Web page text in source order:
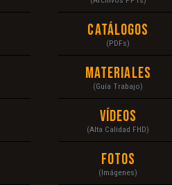
Catálogos
(PDFs)
Materiales
(Guía Trabajo)
Vídeos
(Alta Calidad FHD)
Fotos
(Imágenes)